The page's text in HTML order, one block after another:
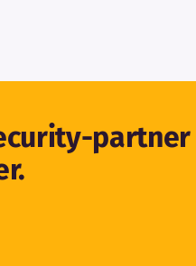
partner